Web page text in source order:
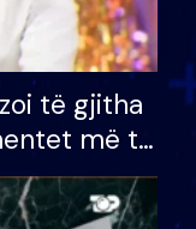
të gjitha
më të
Do më
kur…